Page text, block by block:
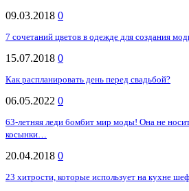
09.03.2018 0
7 сочетаний цветов в одежде для создания
15.07.2018 0
Как распланировать день перед свадьбой?
06.05.2022 0
63-летняя леди бомбит мир моды! Она не
косынки…
20.04.2018 0
23 хитрости, которые использует на кухне